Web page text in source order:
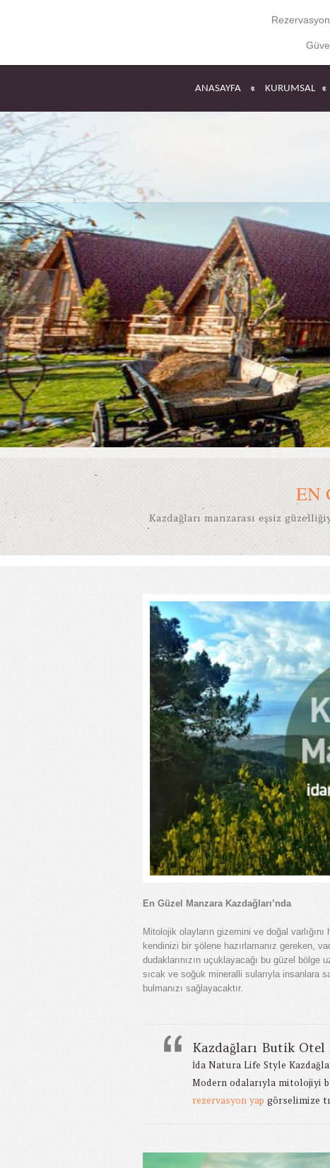
ANASAYFA KURUMSAL
EN
Kazdağları manzarası eşsiz
En Güzel Manzara Kazdağları’nda
Mitolojik olayların gizemini ve doğal
kendinizi bir şölene hazırlamanız gereken,
dudaklarınızın uçuklayacağı bu güzel bölge
sıcak ve soğuk mineralli sularıyla insanlara
bulmanızı sağlayacaktır.
Kazdağları Butik
İda Natura Life Style
Modern odalarıyla mitolojiyi
rezervasyon yap görselimize